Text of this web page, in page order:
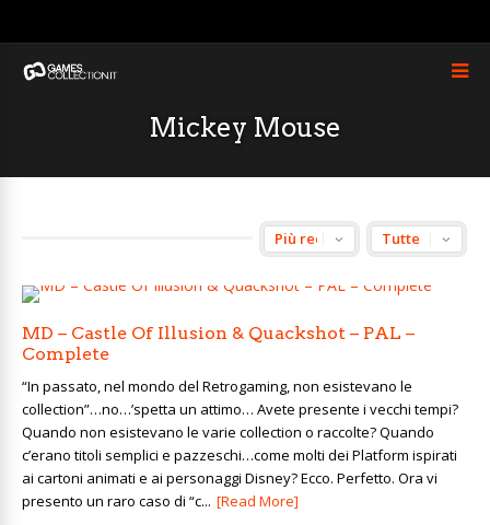
Mickey Mouse
MD – Castle Of Illusion & Quackshot – PAL –
Complete
“In passato, nel mondo del Retrogaming, non esistevano le
collection”…no…’spetta un attimo… Avete presente i vecchi tempi?
Quando non esistevano le varie collection o raccolte? Quando
c’erano titoli semplici e pazzeschi…come molti dei Platform ispirati
ai cartoni animati e ai personaggi Disney? Ecco. Perfetto. Ora vi
presento un raro caso di “c... [Read More]